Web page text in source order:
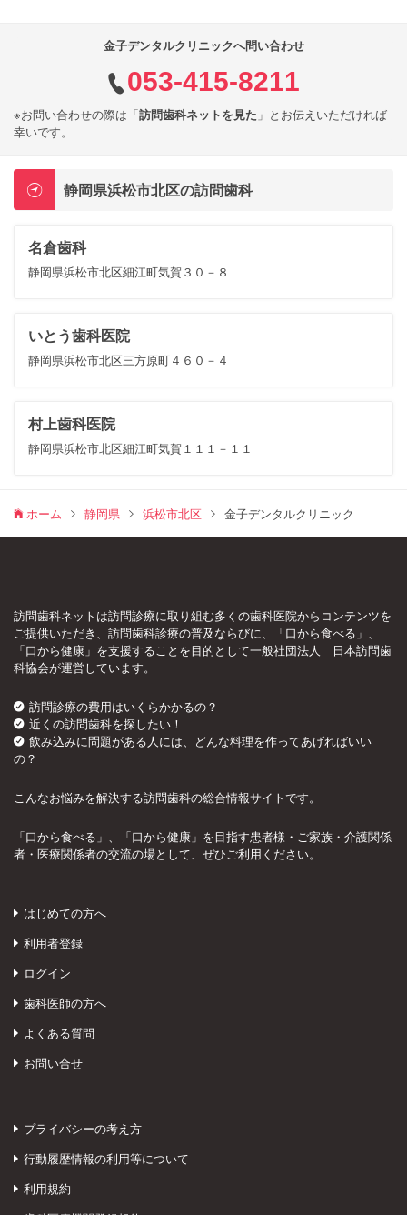
金子デンタルクリニックへ問い合わせ
053-415-8211
※お問い合わせの際は「訪問歯科ネットを見た 」とお伝えいただければ
幸いです。
静岡県浜松市北区の訪問歯科
名倉歯科
静岡県浜松市北区細江町気賀３０－８
いとう歯科医院
静岡県浜松市北区三方原町４６０－４
村上歯科医院
静岡県浜松市北区細江町気賀１１１－１１
ホーム 静岡県 浜松市北区 金子デンタルクリニック
訪問歯科ネットは訪問診療に取り組む多くの歯科医院からコンテンツを
ご提供いただき、訪問歯科診療の普及ならびに、「口から食べる」、
「口から健康」を支援することを目的として一般社団法人 日本訪問歯
科協会が運営しています。
訪問診療の費用はいくらかかるの？
近くの訪問歯科を探したい！
飲み込みに問題がある人には、どんな料理を作ってあげればいい
の？
こんなお悩みを解決する訪問歯科の総合情報サイトです。
「口から食べる」、「口から健康」を目指す患者様・ご家族・介護関係
者・医療関係者の交流の場として、ぜひご利用ください。
はじめての方へ
利用者登録
ログイン
歯科医師の方へ
よくある質問
お問い合せ
プライバシーの考え方
行動履歴情報の利用等について
利用規約